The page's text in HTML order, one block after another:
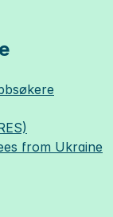
from Ukraine